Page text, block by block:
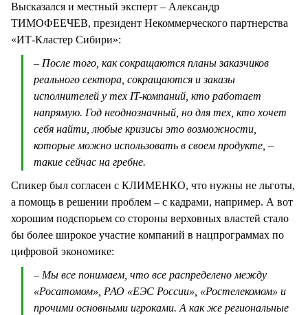
Высказался и местный эксперт – Александр
ТИМОФЕЕЧЕВ, президент Некоммерческого партнерства
«ИТ-Кластер Сибири»:
– После того, как сокращаются планы заказчиков
реального сектора, сокращаются и заказы
исполнителей у тех IT-компаний, кто работает
напрямую. Год неоднозначный, но для тех, кто хочет
себя найти, любые кризисы это возможности,
которые можно использовать в своем продукте, –
такие сейчас на гребне.
Спикер был согласен с КЛИМЕНКО, что нужны не льготы,
а помощь в решении проблем – с кадрами, например. А вот
хорошим подспорьем со стороны верховных властей стало
бы более широкое участие компаний в нацпрограммах по
цифровой экономике:
– Мы все понимаем, что все распределено между
«Росатомом», РАО «ЕЭС России», «Ростелекомом» и
прочими основными игроками. А как же региональные